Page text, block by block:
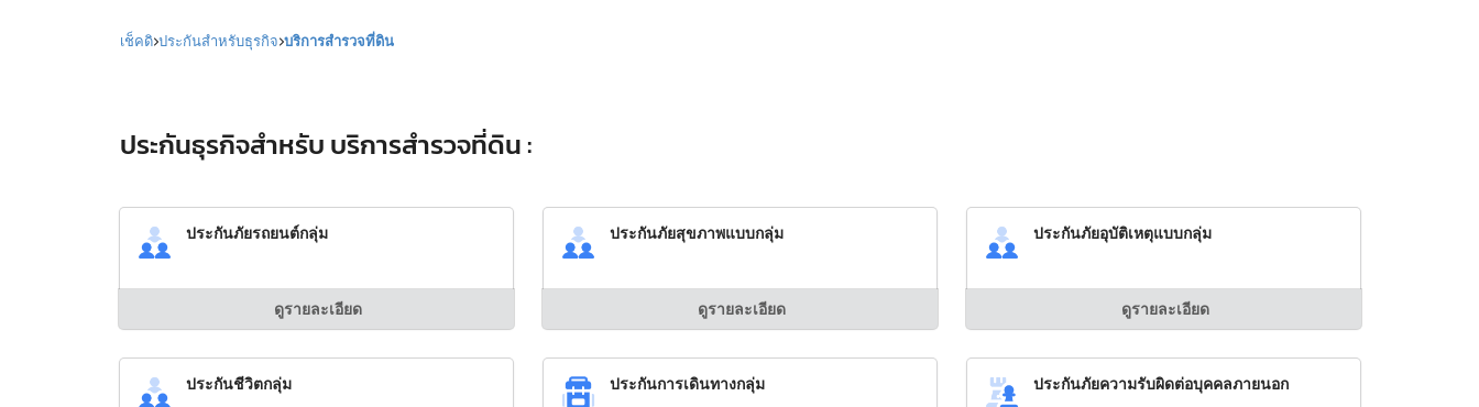
เช็คดิ ประกันสำหรับธุรกิจ บริการสำรวจที่ดิน
ประกันธุรกิจสำหรับ บริการสำรวจที่ดิน :
ประกันภัยรถยนต์กลุ่ม
ดูรายละเอียด
ประกันภัยสุขภาพแบบกลุ่ม
ดูรายละเอียด
ประกันภัยอุบัติเหตุแบบกลุ่ม
ดูรายละเอียด
ประกันชีวิตกลุ่ม ประกันการเดินทางกลุ่ม ประกันภัยความรับผิดต่อบุคคลภายนอก